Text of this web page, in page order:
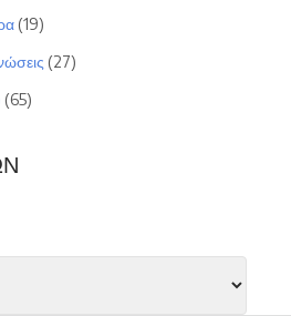
(19)
(27)
(65)